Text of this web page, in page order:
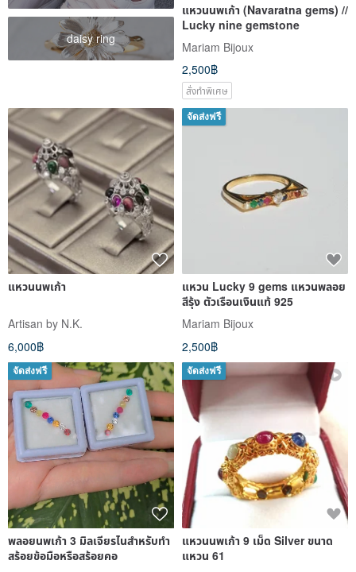
daisy ring
แหวนนพเก้า (Navaratna gems) //
Lucky nine gemstone
Mariam Bijoux
2,500฿
สั่งทำพิเศษ
แหวนนพเก้า
Artisan by N.K.
6,000฿
จัดส่งฟรี
แหวน Lucky 9 gems แหวนพลอย
สีรุ้ง ตัวเรือนเงินแท้ 925
Mariam Bijoux
2,500฿
จัดส่งฟรี
พลอยนพเก้า 3 มิลเจียรไนสำหรับทำ
สร้อยข้อมือหรือสร้อยคอ
จัดส่งฟรี
แหวนนพเก้า 9 เม็ด Silver ขนาด
แหวน 61